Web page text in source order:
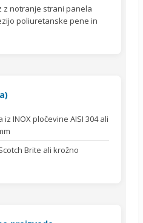
z notranje strani panela
poliuretanske pene in
INOX pločevine AISI 304 ali
Brite ali krožno